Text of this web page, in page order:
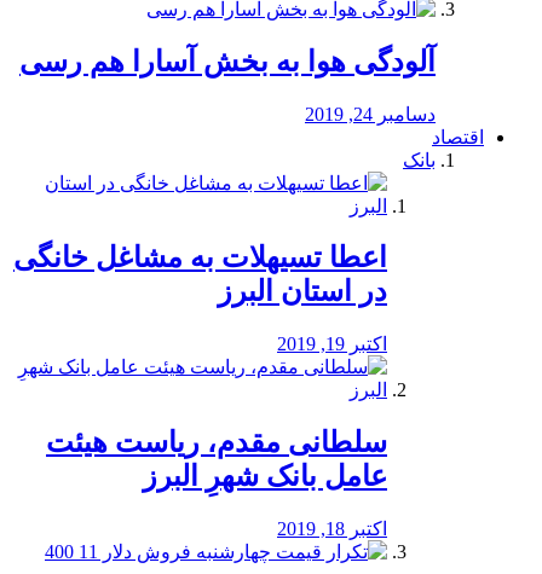
آلودگی هوا به بخش آسارا هم رسی
دسامبر 24, 2019
اقتصاد
بانک
️اعطا تسیهلات به مشاغل خانگی
در استان البرز
اکتبر 19, 2019
سلطانی مقدم، ریاست هیئت
عامل بانک شهرِ البرز
اکتبر 18, 2019